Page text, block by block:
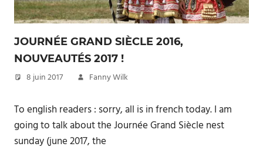
JOURNÉE GRAND SIÈCLE 2016,
NOUVEAUTÉS 2017 !
8 juin 2017 Fanny Wilk
To english readers : sorry, all is in french today. I am
going to talk about the Journée Grand Siècle nest
sunday (june 2017, the